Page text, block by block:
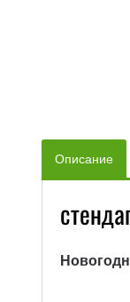
Описание